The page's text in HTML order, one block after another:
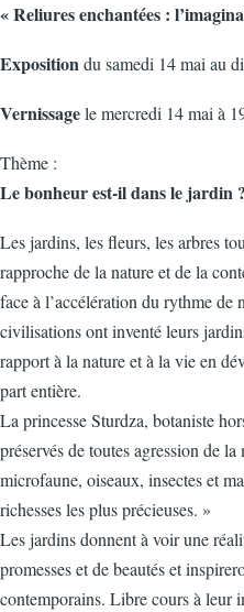
« Reliures enchantées :
Expositiondu samedi 14 mai au
Vernissagele mercredi 14 mai à
Thème :
Le bonheur est-il dans le jardin ?
Les jardins, les fleurs, les arbres
rapproche de la nature et de la
face à l’accélération du rythme de
civilisations ont inventé leurs
rapport à la nature et à la vie en
part entière.
La princesse Sturdza, botaniste
préservés de toutes agression de
microfaune, oiseaux, insectes et
richesses les plus précieuses. »
Les jardins donnent à voir une
promesses et de beautés et
contemporains. Libre cours à leur